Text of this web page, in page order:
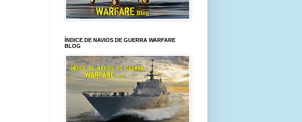
ÍNDICE DE NAVIOS DE GUERRA WARFARE
BLOG